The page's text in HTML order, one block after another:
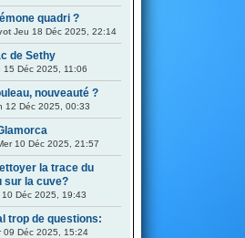
quadri ?
Jeu 18 Déc 2025, 22:14
de Sethy
15 Déc 2025, 11:06
nouveauté ?
12 Déc 2025, 00:33
10 Déc 2025, 21:57
la trace du
sur la cuve?
10 Déc 2025, 19:43
trop de questions:
09 Déc 2025, 15:24